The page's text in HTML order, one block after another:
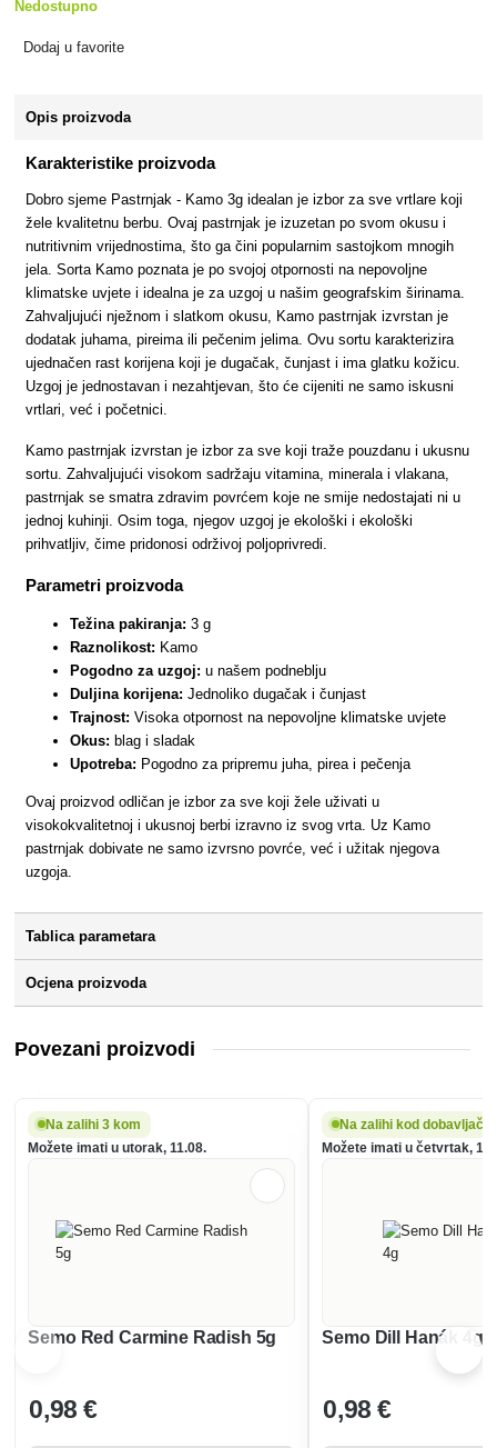
Nedostupno
Dodaj u favorite
Opis proizvoda
Karakteristike proizvoda
Dobro sjeme Pastrnjak - Kamo 3g idealan je izbor za sve vrtlare koji
žele kvalitetnu berbu. Ovaj pastrnjak je izuzetan po svom okusu i
nutritivnim vrijednostima, što ga čini popularnim sastojkom mnogih
jela. Sorta Kamo poznata je po svojoj otpornosti na nepovoljne
klimatske uvjete i idealna je za uzgoj u našim geografskim širinama.
Zahvaljujući nježnom i slatkom okusu, Kamo pastrnjak izvrstan je
dodatak juhama, pireima ili pečenim jelima. Ovu sortu karakterizira
ujednačen rast korijena koji je dugačak, čunjast i ima glatku kožicu.
Uzgoj je jednostavan i nezahtjevan, što će cijeniti ne samo iskusni
vrtlari, već i početnici.
Kamo pastrnjak izvrstan je izbor za sve koji traže pouzdanu i ukusnu
sortu. Zahvaljujući visokom sadržaju vitamina, minerala i vlakana,
pastrnjak se smatra zdravim povrćem koje ne smije nedostajati ni u
jednoj kuhinji. Osim toga, njegov uzgoj je ekološki i ekološki
prihvatljiv, čime pridonosi održivoj poljoprivredi.
Parametri proizvoda
Težina pakiranja: 3 g
Raznolikost: Kamo
Pogodno za uzgoj: u našem podneblju
Duljina korijena: Jednoliko dugačak i čunjast
Trajnost: Visoka otpornost na nepovoljne klimatske uvjete
Okus: blag i sladak
Upotreba: Pogodno za pripremu juha, pirea i pečenja
Ovaj proizvod odličan je izbor za sve koji žele uživati u
visokokvalitetnoj i ukusnoj berbi izravno iz svog vrta. Uz Kamo
pastrnjak dobivate ne samo izvrsno povrće, već i užitak njegova
uzgoja.
Tablica parametara
Ocjena proizvoda
Povezani proizvodi
Na zalihi 3 kom
Možete imati u utorak, 11.08.
Semo Red Carmine Radish 5g
0,98 €
Na zalihi kod dobavljača
Možete imati u četvrtak,
Semo Dill Hanák 4g
0,98 €